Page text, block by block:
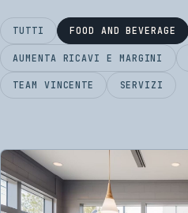
TUTTI FOOD AND BEVERAGE
AUMENTA RICAVI E MARGINI
TEAM VINCENTE SERVIZI